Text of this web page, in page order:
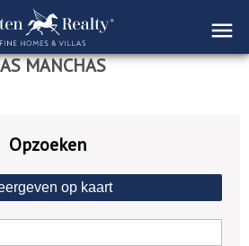
MANCHAS
Opzoeken
op kaart